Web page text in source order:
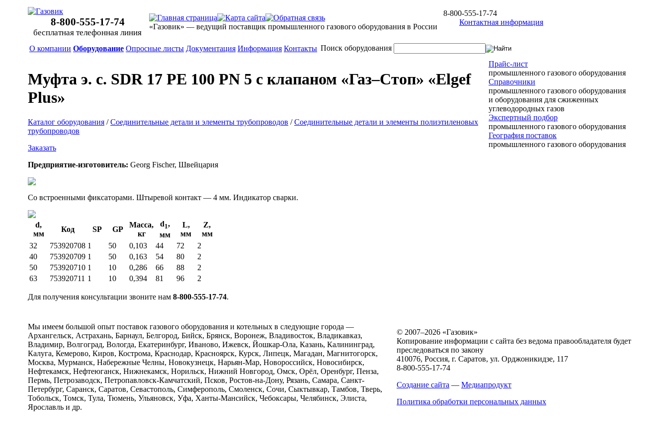
8-800-555-17-74
бесплатная телефонная линия
«Газовик» — ведущий поставщик промышленного газового оборудования в России
8-800-555-17-74
Контактная информация
О компании Оборудование Опросные листы Документация Информация Контакты Поиск оборудования
Муфта э. с. SDR 17 PE 100 PN 5 с клапаном «Газ–Стоп» «Elgef
Plus»
Каталог оборудования /Соединительные детали и элементы трубопроводов /Соединительные детали и элементы полиэтиленовых
трубопроводов
Заказать
Предприятие-изготовитель: Georg Fischer, Швейцария
Со встроенными фиксаторами. Штыревой контакт — 4 мм. Индикатор сварки.
d,
мм
Код SP GP
Масса,
кг
d1,
мм
L,
мм
Z,
мм
32
753920708 1 50 0,103 44 72
2
40
753920709 1 50 0,163 54 80
2
50
753920710 1 10 0,286 66 88
2
63
753920711 1 10 0,394 81 96 2
Для получения консультации звоните нам 8-800-555-17-74.
Прайс-лист
промышленного газового оборудования
Справочники
промышленного газового оборудования
и оборудования для сжиженных
углеводородных газов
Экспертный подбор
промышленного газового оборудования
География поставок
промышленного газового оборудования
Мы имеем большой опыт поставок газового оборудования и котельных в следующие города —
Архангельск, Астрахань, Барнаул, Белгород, Бийск, Брянск, Воронеж, Владивосток, Владикавказ,
Владимир, Волгоград, Вологда, Екатеринбург, Иваново, Ижевск, Йошкар-Ола, Казань, Калининград,
Калуга, Кемерово, Киров, Кострома, Краснодар, Красноярск, Курск, Липецк, Магадан, Магнитогорск,
Москва, Мурманск, Набережные Челны, Новокузнецк, Нарьян-Мар, Новороссийск, Новосибирск,
Нефтекамск, Нефтеюганск, Нижнекамск, Норильск, Нижний Новгород, Омск, Орёл, Оренбург, Пенза,
Пермь, Петрозаводск, Петропавловск-Камчатский, Псков, Ростов-на-Дону, Рязань, Самара, Санкт-
Петербург, Саранск, Саратов, Севастополь, Симферополь, Смоленск, Сочи, Сыктывкар, Тамбов, Тверь,
Тобольск, Томск, Тула, Тюмень, Ульяновск, Уфа, Ханты-Мансийск, Чебоксары, Челябинск, Элиста,
Ярославль и др.
© 2007–2026 «Газовик»
Копирование информации с сайта без ведома правообладателя будет
преследоваться по закону
410076, Россия, г. Саратов, ул. Орджоникидзе, 117
8-800-555-17-74
Создание сайта — Медиапродукт
Политика обработки персональных данных